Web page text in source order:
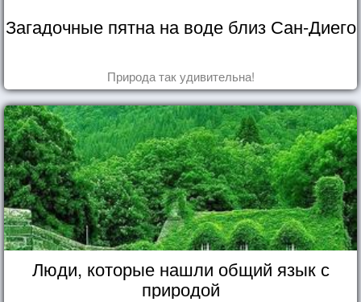
Загадочные пятна на воде близ Сан-Диего
Природа так удивительна!
Люди, которые нашли общий язык с
природой